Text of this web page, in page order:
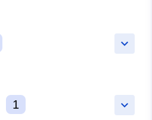
keyboard_arrow_down
keyboard_arrow_down
1